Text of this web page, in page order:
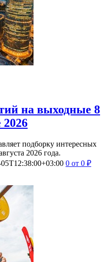
на выходные 8
2026
подборку интересных
2026 года.
0 от 0 ₽